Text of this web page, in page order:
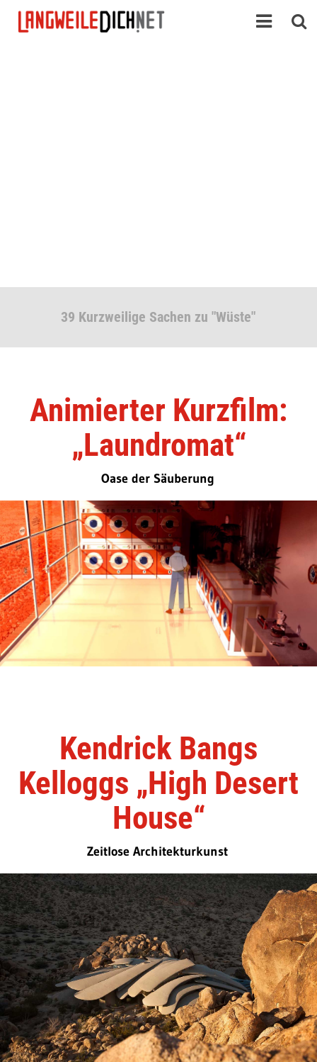
39 Kurzweilige Sachen zu "Wüste"
Animierter Kurzfilm:
„Laundromat“
Oase der Säuberung
Kendrick Bangs
Kelloggs „High Desert
House“
Zeitlose Architekturkunst